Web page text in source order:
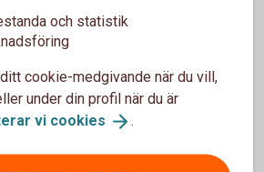
tjänster
och statistik
cookie-medgivande när du vill,
under din profil när du är
vi cookies .